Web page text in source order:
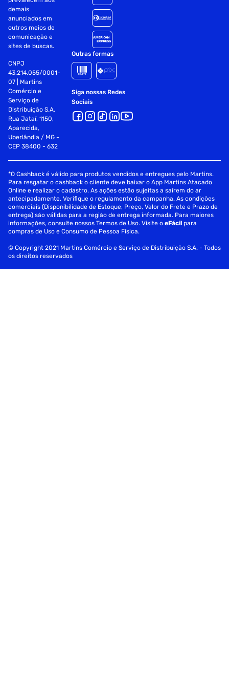
demais
anunciados em
outros meios de
comunicação e
sites de buscas.
CNPJ
43.214.055/0001-
07 | Martins
Comércio e
Serviço de
Distribuição S.A.
Rua Jataí, 1150,
Aparecida,
Uberlândia / MG -
CEP 38400 - 632
Outras formas
Siga nossas Redes
Sociais
*O Cashback é válido para produtos vendidos e entregues pelo Martins.
Para resgatar o cashback o cliente deve baixar o App Martins Atacado
Online e realizar o cadastro. As ações estão sujeitas a saírem do ar
antecipadamente. Verifique o regulamento da campanha. As condições
comerciais (Disponibilidade de Estoque, Preço, Valor do Frete e Prazo de
entrega) são válidas para a região de entrega informada. Para maiores
informações, consulte nossos Termos de Uso. Visite oeFácil para
compras de Uso e Consumo de Pessoa Física.
© Copyright 2021 Martins Comércio e Serviço de Distribuição S.A. - Todos
os direitos reservados